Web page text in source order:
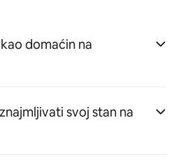
domaćin na
svoj stan na